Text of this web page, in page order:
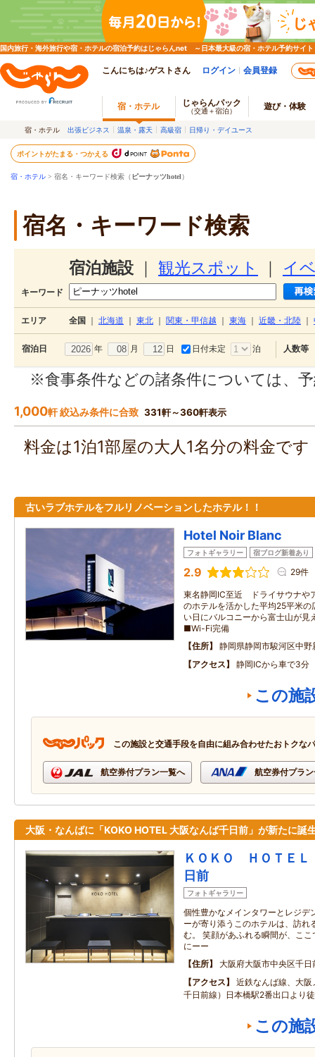
国内旅行・海外旅行や宿・ホテルの宿泊予約はじゃらんnet ～日本最大級の宿・ホテル予約サイト
こんにちは♪ゲストさん ログイン 会員登録
宿・ホテル じゃらんパック
（交通＋宿泊） 遊び・体験
宿・ホテル 出張ビジネス 温泉・露天 高級宿 日帰り・デイユース
ポイントがたまる・つかえる
宿・ホテル > 宿名・キーワード検索（ ピーナッツhotel）
宿名・キーワード検索
宿泊施設 観光スポット イ
キーワード
エリア 全国 北海道 東北 関東・甲信越 東海 近畿・北陸
宿泊日 年 月 日 日付未定 泊 人数等
※食事条件などの諸条件については、
1,000軒 絞込み条件に合致 331軒～360軒表示
料金は1泊1部屋の大人1名分の料金で
古いラブホテルをフルリノベーションしたホテル！！
Hotel Noir Blanc
フォトギャラリー 宿ブログ新着あり
2.9 29件
東名静岡IC至近 ドライサウナや
のホテルを活かした平均25平米
い日にバルコニーから富士山が
■Wi-Fi完備
住所
静岡県静岡市駿河区中野
アクセス
静岡ICから車で3分
この施
この施設と交通手段を自由に組み合わせたおトクな
航空券付プラン一覧へ 航空券付プラ
大阪・なんばに「KOKO HOTEL 大阪なんば千日前」が新たに誕
ＫＯＫＯ ＨＯＴＥ
日前
フォトギャラリー
個性豊かなメインタワーとレジデ
ーが寄り添うこのホテルは、訪れ
む。 笑顔があふれる瞬間が、こ
にーー
住所
大阪府大阪市中央区千
アクセス
近鉄なんば線、大
千日前線）日本橋駅2番出口より
この施